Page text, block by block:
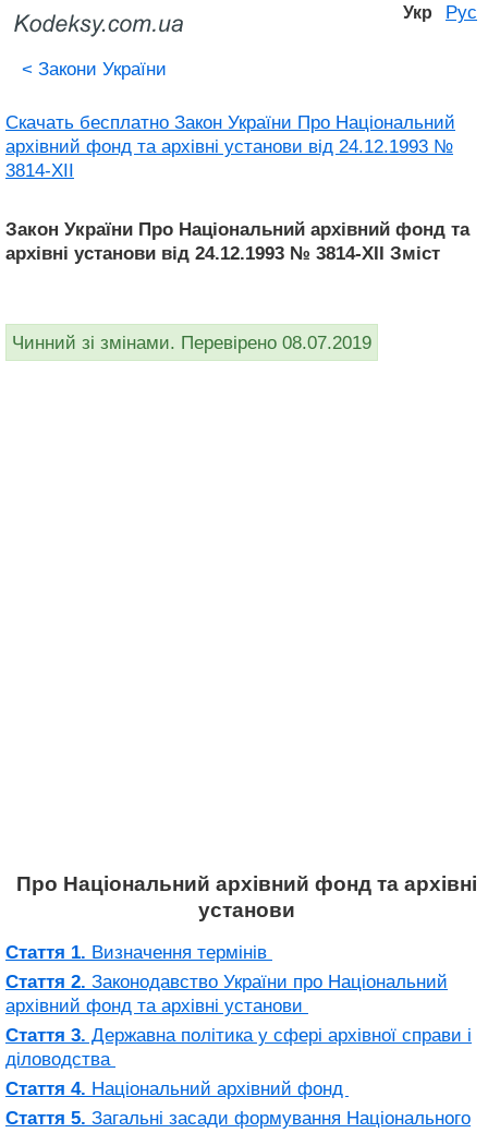
Укр Рус
< Закони України
Скачать бесплатно Закон України Про Національний
архівний фонд та архівні установи від 24.12.1993 №
3814-XII
Закон України Про Національний архівний фонд та
архівні установи від 24.12.1993 № 3814-XII Зміст
Чинний зі змінами. Перевірено 08.07.2019
Про Національний архівний фонд та архівні
установи
Стаття 1. Визначення термінів
Стаття 2. Законодавство України про Національний
архівний фонд та архівні установи
Стаття 3. Державна політика у сфері архівної справи і
діловодства
Стаття 4. Національний архівний фонд
Стаття 5. Загальні засади формування Національного